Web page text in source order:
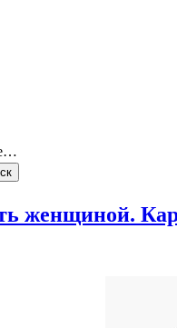
женщиной.